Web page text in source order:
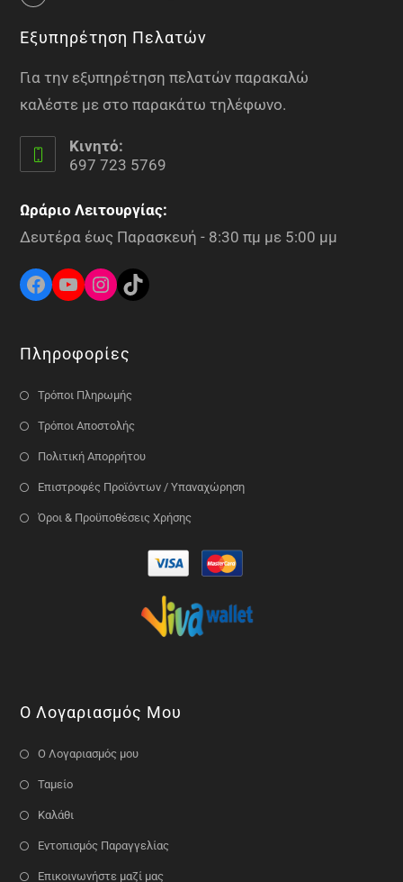
Εξυπηρέτηση Πελατών
Για την εξυπηρέτηση πελατών παρακαλώ
καλέστε με στο παρακάτω τηλέφωνο.
Κινητό:
697 723 5769
Ωράριο Λειτουργίας:
Δευτέρα έως Παρασκευή - 8:30 πμ με 5:00 μμ
Πληροφορίες
Τρόποι Πληρωμής
Τρόποι Αποστολής
Πολιτική Απορρήτου
Επιστροφές Προϊόντων / Υπαναχώρηση
Όροι & Προϋποθέσεις Χρήσης
Ο Λογαριασμός Μου
Ο Λογαριασμός μου
Ταμείο
Καλάθι
Εντοπισμός Παραγγελίας
Επικοινωνήστε μαζί μας